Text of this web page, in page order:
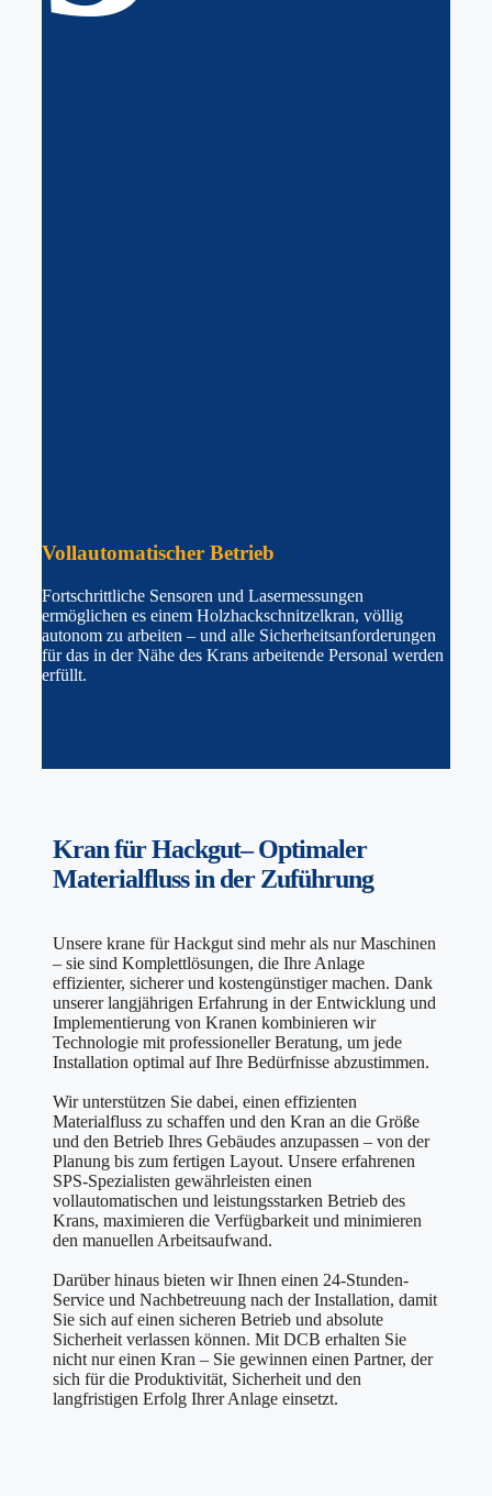
Vollautomatischer Betrieb
Fortschrittliche Sensoren und Lasermessungen
ermöglichen es einem Holzhackschnitzelkran, völlig
autonom zu arbeiten – und alle Sicherheitsanforderungen
für das in der Nähe des Krans arbeitende Personal werden
erfüllt.
Kran für Hackgut–Optimaler
Materialflussin der Zuführung
Unsere krane für Hackgut sind mehr als nur Maschinen
– sie sind Komplettlösungen, die Ihre Anlage
effizienter, sicherer und kostengünstiger machen. Dank
unserer langjährigen Erfahrung in der Entwicklung und
Implementierung von Kranen kombinieren wir
Technologie mit professioneller Beratung, um jede
Installation optimal auf Ihre Bedürfnisse abzustimmen.
Wir unterstützen Sie dabei, einen effizienten
Materialfluss zu schaffen und den Kran an die Größe
und den Betrieb Ihres Gebäudes anzupassen – von der
Planung bis zum fertigen Layout. Unsere erfahrenen
SPS-Spezialisten gewährleisten einen
vollautomatischen und leistungsstarken Betrieb des
Krans, maximieren die Verfügbarkeit und minimieren
den manuellen Arbeitsaufwand.
Darüber hinaus bieten wir Ihnen einen 24-Stunden-
Service und Nachbetreuung nach der Installation, damit
Sie sich auf einen sicheren Betrieb und absolute
Sicherheit verlassen können. Mit DCB erhalten Sie
nicht nur einen Kran – Sie gewinnen einen Partner, der
sich für die Produktivität, Sicherheit und den
langfristigen Erfolg Ihrer Anlage einsetzt.